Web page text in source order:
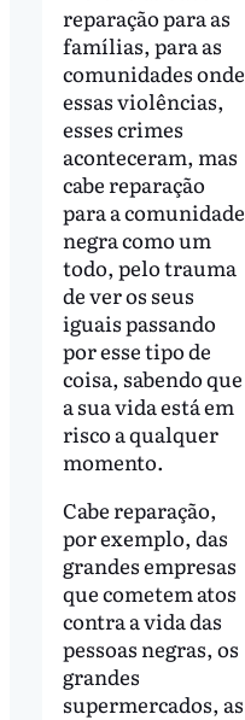
reparação para as
famílias, para as
comunidades onde
essas violências,
esses crimes
aconteceram, mas
cabe reparação
para a comunidade
negra como um
todo, pelo trauma
de ver os seus
iguais passando
por esse tipo de
coisa, sabendo que
a sua vida está em
risco a qualquer
momento.
Cabe reparação,
por exemplo, das
grandes empresas
que cometem atos
contra a vida das
pessoas negras, os
grandes
supermercados, as